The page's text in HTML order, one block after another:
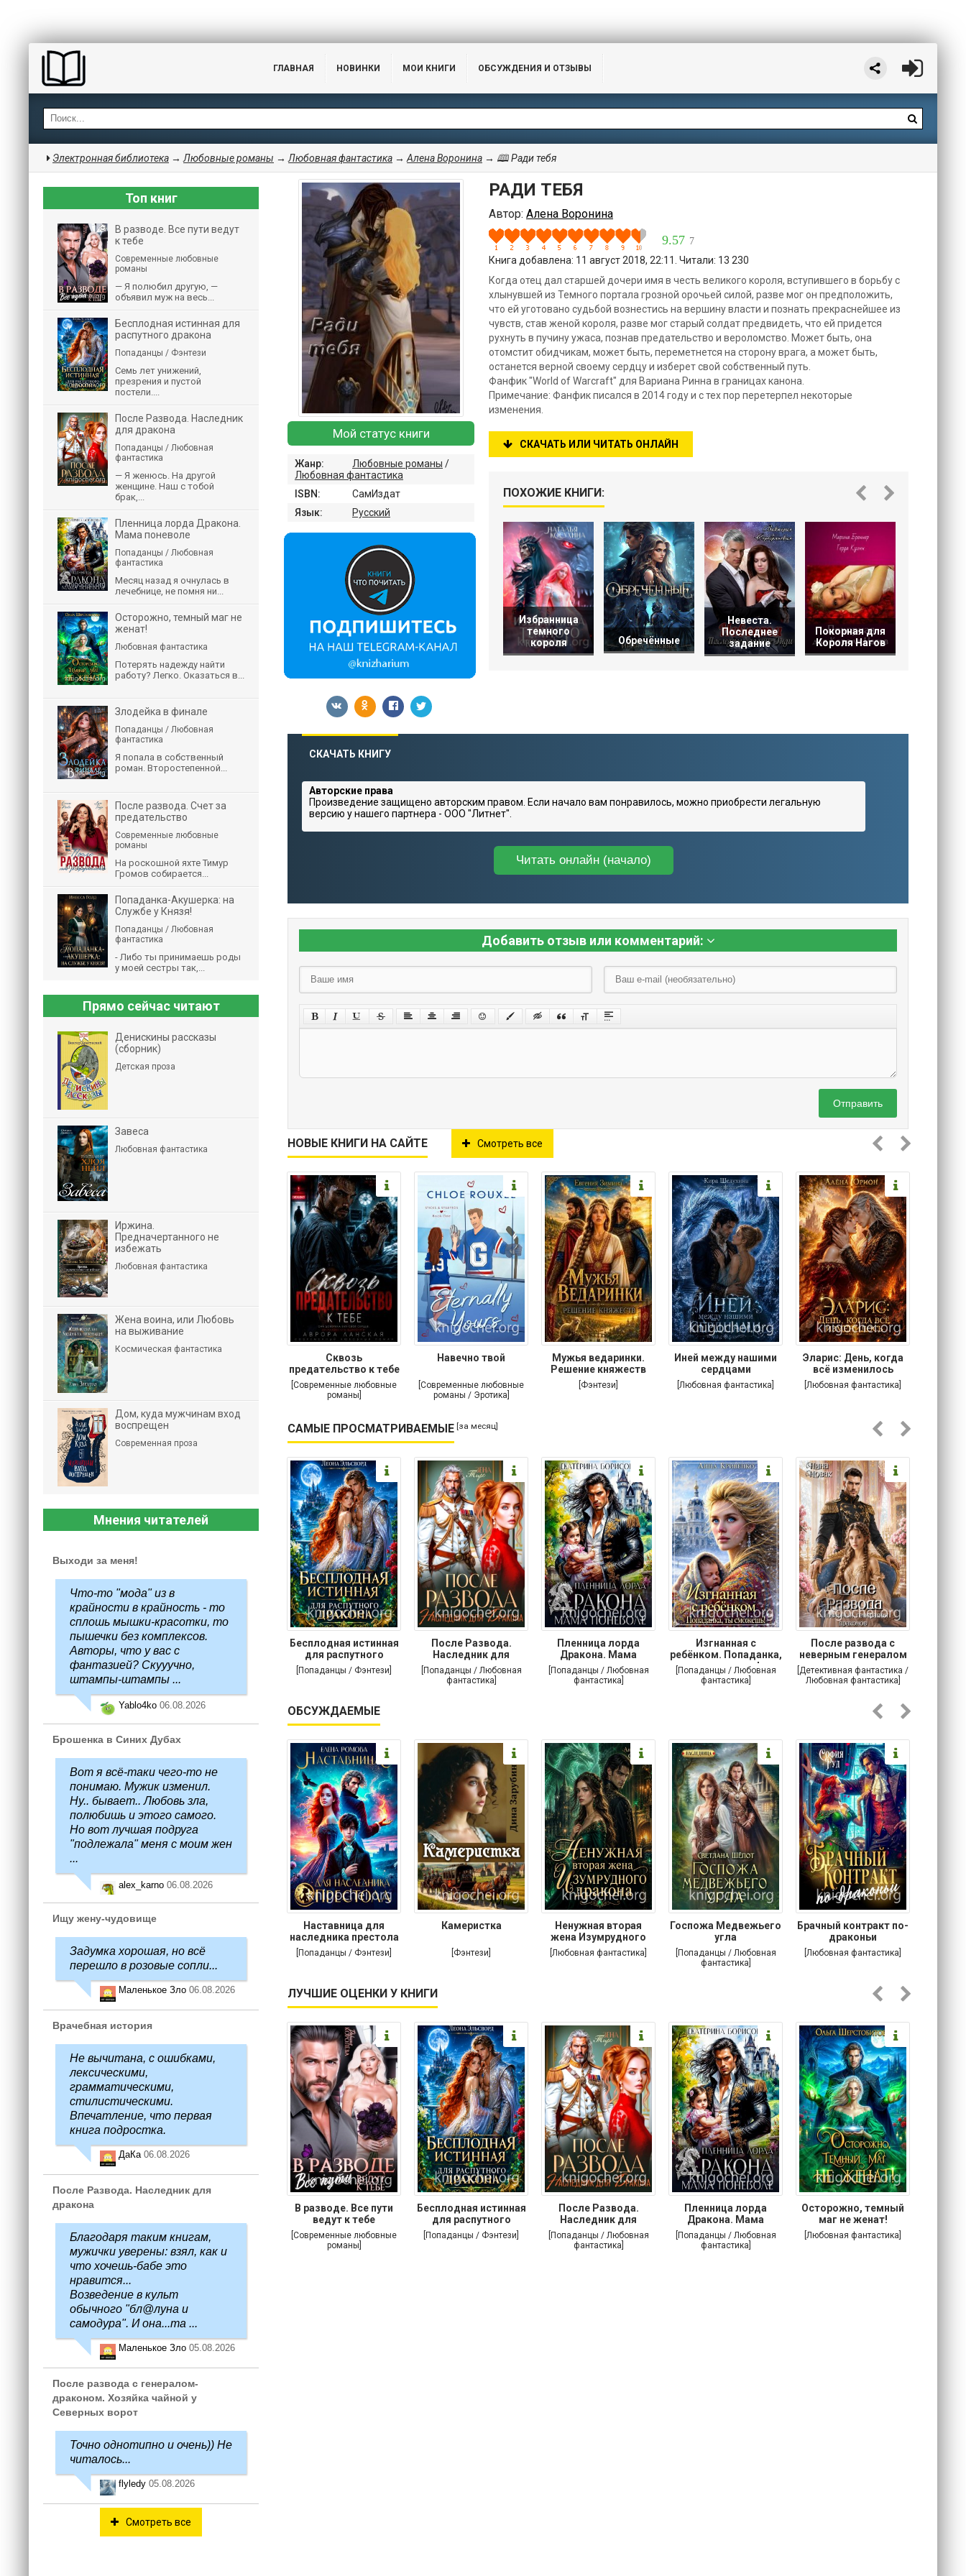
ГЛАВНАЯ НОВИНКИ МОИ КНИГИ ОБСУЖДЕНИЯ И ОТЗЫВЫ
Электронная библиотека → Любовные романы → Любовная фантастика → Алена Воронина → 🕮 Ради тебя
РАДИ ТЕБЯ
Автор: Алена Воронина
9.57 7
Книга добавлена: 11 август 2018, 22:11. Читали: 13 230
Когда отец дал старшей дочери имя в честь великого короля, вступившего в борьбу с
хлынувшей из Темного портала грозной орочьей силой, разве мог он предположить,
что ей уготовано судьбой вознестись на вершину власти и познать прекраснейшее из
чувств, став женой короля, разве мог старый солдат предвидеть, что ей придется
рухнуть в пучину ужаса, познав предательство и вероломство. Может быть, она
отомстит обидчикам, может быть, переметнется на сторону врага, а может быть,
останется верной своему сердцу и изберет свой собственный путь.
Фанфик "World of Warcraft" для Вариана Ринна в границах канона.
Примечание: Фанфик писался в 2014 году и с тех пор перетерпел некоторые
изменения.
СКАЧАТЬ ИЛИ ЧИТАТЬ ОНЛАЙН
ПОХОЖИЕ КНИГИ:
Избранница
темного
короля
Обречённые
Невеста.
Последнее
задание
Покорная для
Короля Нагов
Мой статус книги
Жанр: Любовные романы /
Любовная фантастика
ISBN:
СамИздат
Язык:
Русский
СКАЧАТЬ КНИГУ
Авторские права
Произведение защищено авторским правом. Если начало вам понравилось, можно приобрести легальную
версию у нашего партнера - ООО "Литнет".
Читать онлайн (начало)
Добавить отзыв или комментарий:
Отправить
НОВЫЕ КНИГИ НА САЙТЕ Смотреть все
Сквозь
предательство к тебе
[Современные любовные
романы]
Навечно твой
[Современные любовные
романы / Эротика]
Мужья ведаринки.
Решение княжеств
[Фэнтези]
Иней между нашими
сердцами
[Любовная фантастика]
Эларис: День, когда
всё изменилось
[Любовная фантастика]
САМЫЕ ПРОСМАТРИВАЕМЫЕ [за месяц]
Бесплодная истинная
для распутного
дракона
[Попаданцы / Фэнтези]
После Развода.
Наследник для
дракона
[Попаданцы / Любовная
фантастика]
Пленница лорда
Дракона. Мама
поневоле
[Попаданцы / Любовная
фантастика]
Изгнанная с
ребёнком. Попаданка,
ты сможешь!
[Попаданцы / Любовная
фантастика]
После развода с
неверным генералом
драконов
[Детективная фантастика /
Любовная фантастика]
ОБСУЖДАЕМЫЕ
Наставница для
наследника престола
[Попаданцы / Фэнтези]
Камеристка
[Фэнтези]
Ненужная вторая
жена Изумрудного
дракона
[Любовная фантастика]
Госпожа Медвежьего
угла
[Попаданцы / Любовная
фантастика]
Брачный контракт по-
драконьи
[Любовная фантастика]
ЛУЧШИЕ ОЦЕНКИ У КНИГИ
В разводе. Все пути
ведут к тебе
[Современные любовные
романы]
Бесплодная истинная
для распутного
дракона
[Попаданцы / Фэнтези]
После Развода.
Наследник для
дракона
[Попаданцы / Любовная
фантастика]
Пленница лорда
Дракона. Мама
поневоле
[Попаданцы / Любовная
фантастика]
Осторожно, темный
маг не женат!
[Любовная фантастика]
Топ книг
В разводе. Все пути ведут
к тебе
Современные любовные
романы
— Я полюбил другую, —
объявил муж на весь...
Бесплодная истинная для
распутного дракона
Попаданцы / Фэнтези
Семь лет унижений,
презрения и пустой
постели....
После Развода. Наследник
для дракона
Попаданцы / Любовная
фантастика
— Я женюсь. На другой
женщине. Наш с тобой
брак,...
Пленница лорда Дракона.
Мама поневоле
Попаданцы / Любовная
фантастика
Месяц назад я очнулась в
лечебнице, не помня ни...
Осторожно, темный маг не
женат!
Любовная фантастика
Потерять надежду найти
работу? Легко. Оказаться в...
Злодейка в финале
Попаданцы / Любовная
фантастика
Я попала в собственный
роман. Второстепенной...
После развода. Счет за
предательство
Современные любовные
романы
На роскошной яхте Тимур
Громов собирается...
Попаданка-Акушерка: на
Службе у Князя!
Попаданцы / Любовная
фантастика
- Либо ты принимаешь роды
у моей сестры так,...
Прямо сейчас читают
Денискины рассказы
(сборник)
Детская проза
Завеса
Любовная фантастика
Иржина.
Предначертанного не
избежать
Любовная фантастика
Жена воина, или Любовь
на выживание
Космическая фантастика
Дом, куда мужчинам вход
воспрещен
Современная проза
Мнения читателей
Выходи за меня!
Что-то "мода" из в
крайности в крайность - то
сплошь мышки-красотки, то
пышечки без комплексов.
Авторы, что у вас с
фантазией? Скууучно,
штампы-штампы ...
Yablo4ko 06.08.2026
Брошенка в Синих Дубах
Вот я всё-таки чего-то не
понимаю. Мужик изменил.
Ну.. бывает.. Любовь зла,
полюбишь и этого самого.
Но вот лучшая подруга
"подлежала" меня с моим жен
...
alex_karno 06.08.2026
Ищу жену-чудовище
Задумка хорошая, но всё
перешло в розовые сопли...
Маленькое Зло 06.08.2026
Врачебная история
Не вычитана, с ошибками,
лексическими,
грамматическими,
стилистическими.
Впечатление, что первая
книга подростка.
ДаКа 06.08.2026
После Развода. Наследник для
дракона
Благодаря таким книгам,
мужички уверены: взял, как и
что хочешь-бабе это
нравится...
Возведение в культ
обычного "бл@луна и
самодура". И она...та ...
Маленькое Зло 05.08.2026
После развода с генералом-
драконом. Хозяйка чайной у
Северных ворот
Точно однотипно и очень)) Не
читалось...
flyledy 05.08.2026
Смотреть все